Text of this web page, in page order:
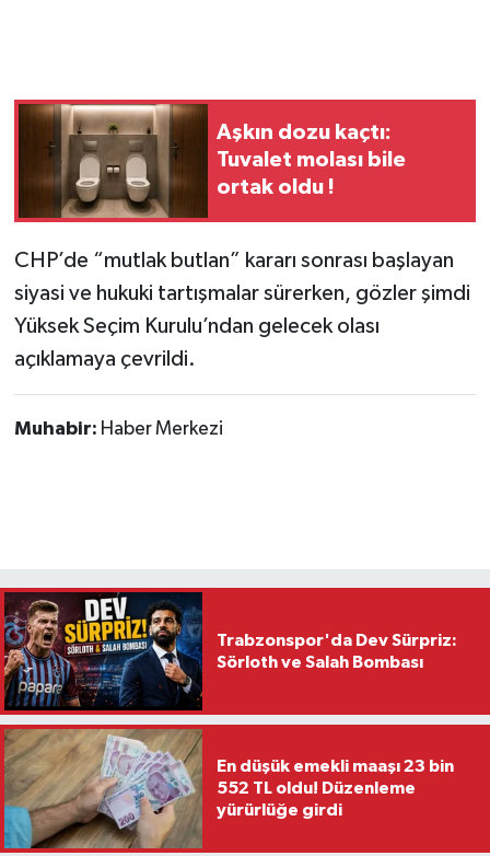
Aşkın dozu kaçtı:
Tuvalet molası bile
ortak oldu !
CHP’de “mutlak butlan” kararı sonrası başlayan
siyasi ve hukuki tartışmalar sürerken, gözler şimdi
Yüksek Seçim Kurulu’ndan gelecek olası
açıklamaya çevrildi.
Muhabir: Haber Merkezi
Trabzonspor'da Dev Sürpriz:
Sörloth ve Salah Bombası
En düşük emekli maaşı 23 bin
552 TL oldu! Düzenleme
yürürlüğe girdi